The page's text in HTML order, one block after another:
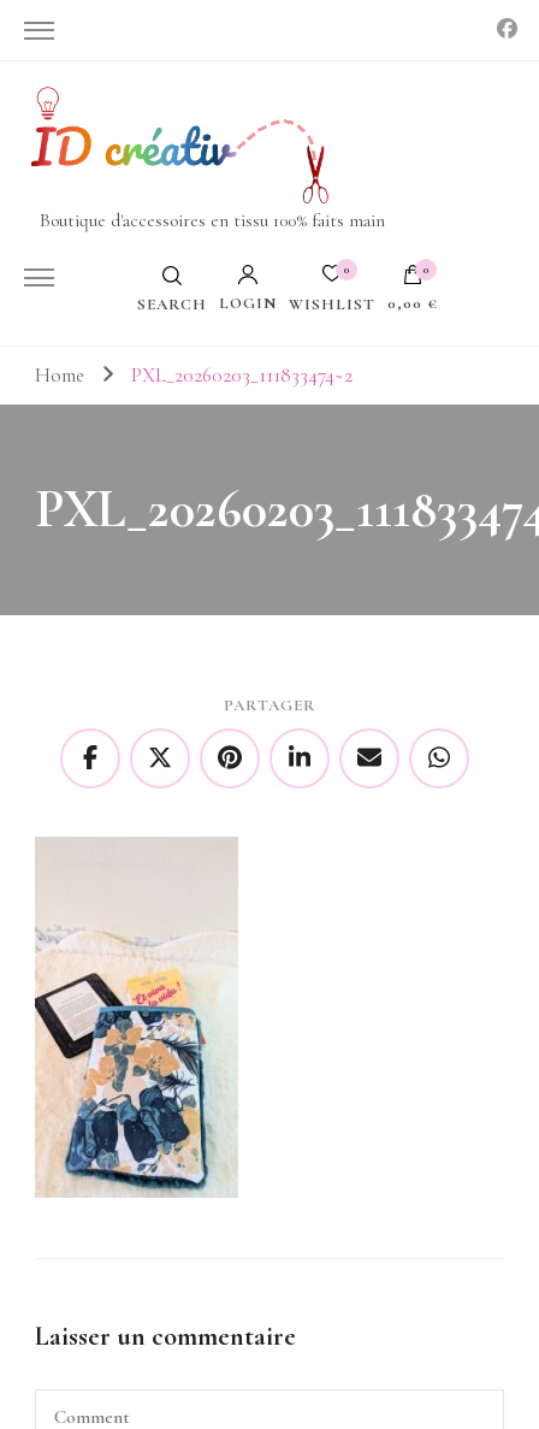
Boutique d'accessoires en tissu 100% faits main
SEARCH LOGIN
0
WISHLIST
0
0,00 €
Votre panier est vide.
Home PXL_20260203_111833474~2
PARTAGER
Laisser un commentaire